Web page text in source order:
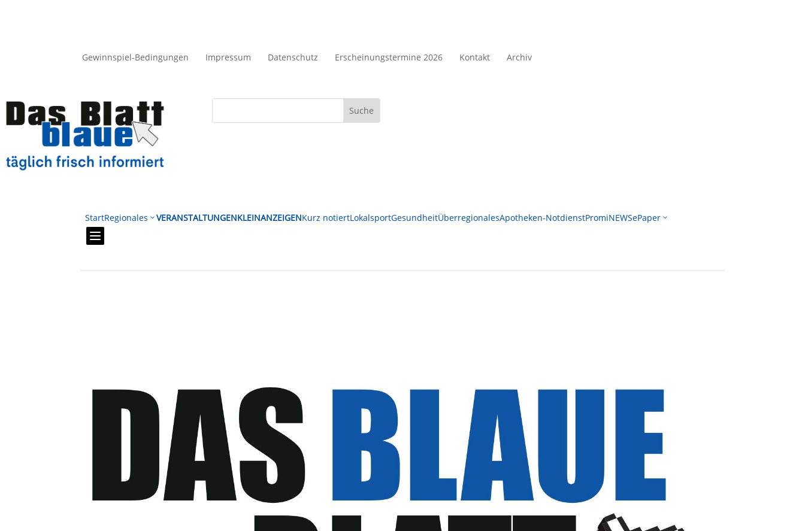
Gewinnspiel-Bedingungen Impressum Datenschutz Erscheinungstermine 2026 Kontakt Archiv
StartRegionales 3VERANSTALTUNGENKLEINANZEIGENKurz notiertLokalsportGesundheitÜberregionalesApotheken-NotdienstPromiNEWSePaper 3
